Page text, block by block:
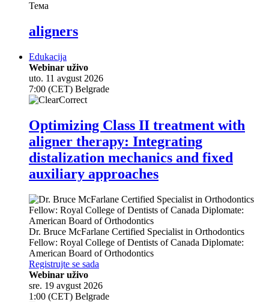
Тема
aligners
Edukacija
Webinar uživo
uto. 11 avgust 2026
7:00 (CET) Belgrade
Optimizing Class II treatment with
aligner therapy: Integrating
distalization mechanics and fixed
auxiliary approaches
Dr. Bruce McFarlane Certified Specialist in Orthodontics
Fellow: Royal College of Dentists of Canada Diplomate:
American Board of Orthodontics
Registrujte se sada
Webinar uživo
sre. 19 avgust 2026
1:00 (CET) Belgrade